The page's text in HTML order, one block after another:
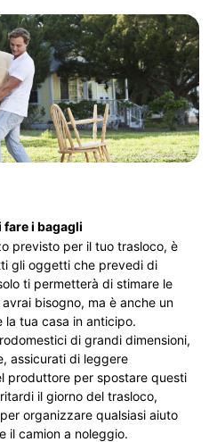
fare i bagagli
previsto per il tuo trasloco, è
gli oggetti che prevedi di
ti permetterà di stimare le
bisogno, ma è anche un
la tua casa in anticipo.
di grandi dimensioni,
assicurati di leggere
produttore per spostare questi
il giorno del trasloco,
organizzare qualsiasi aiuto
il camion a noleggio.